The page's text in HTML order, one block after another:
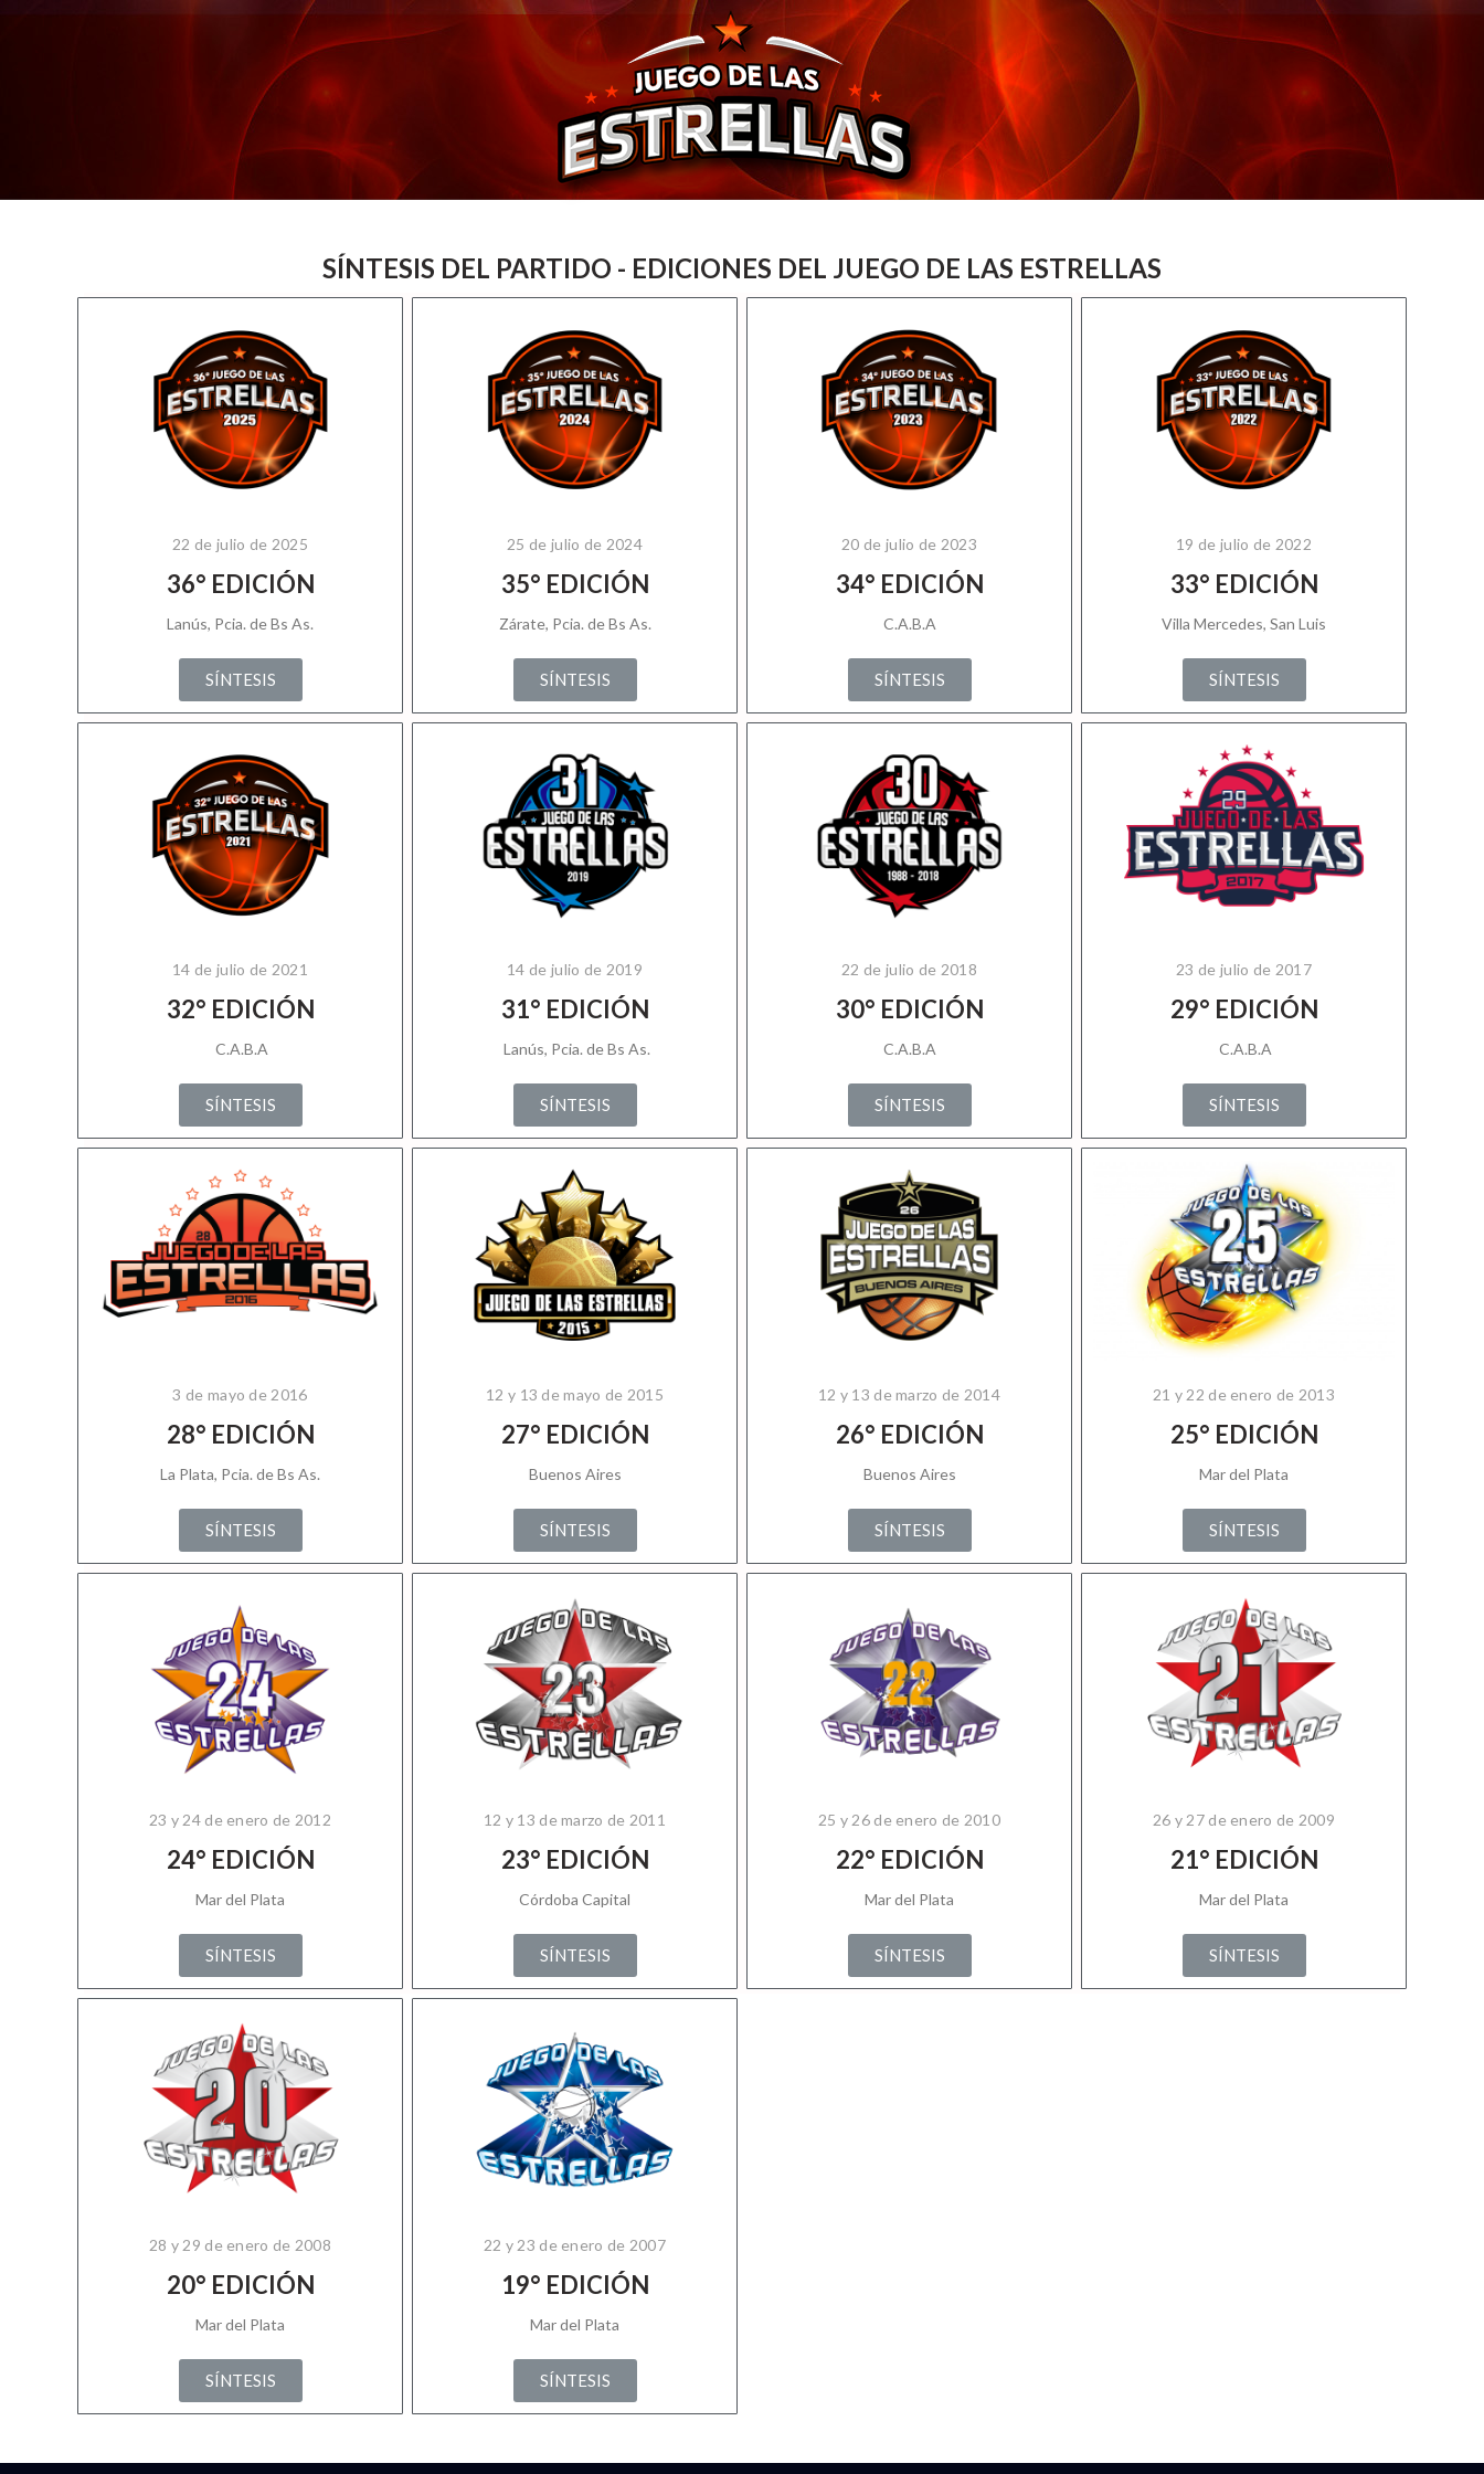
SÍNTESIS DEL PARTIDO - EDICIONES DEL JUEGO DE LAS ESTRELLAS
22 de julio de 2025
36° EDICIÓN
Lanús, Pcia. de Bs As.
SÍNTESIS
25 de julio de 2024
35° EDICIÓN
Zárate, Pcia. de Bs As.
SÍNTESIS
20 de julio de 2023
34° EDICIÓN
C.A.B.A
SÍNTESIS
19 de julio de 2022
33° EDICIÓN
Villa Mercedes, San Luis
SÍNTESIS
14 de julio de 2021
32° EDICIÓN
C.A.B.A
SÍNTESIS
14 de julio de 2019
31° EDICIÓN
Lanús, Pcia. de Bs As.
SÍNTESIS
22 de julio de 2018
30° EDICIÓN
C.A.B.A
SÍNTESIS
23 de julio de 2017
29° EDICIÓN
C.A.B.A
SÍNTESIS
3 de mayo de 2016
28° EDICIÓN
La Plata, Pcia. de Bs As.
SÍNTESIS
12 y 13 de mayo de 2015
27° EDICIÓN
Buenos Aires
SÍNTESIS
12 y 13 de marzo de 2014
26° EDICIÓN
Buenos Aires
SÍNTESIS
21 y 22 de enero de 2013
25° EDICIÓN
Mar del Plata
SÍNTESIS
23 y 24 de enero de 2012
24° EDICIÓN
Mar del Plata
SÍNTESIS
12 y 13 de marzo de 2011
23° EDICIÓN
Córdoba Capital
SÍNTESIS
25 y 26 de enero de 2010
22° EDICIÓN
Mar del Plata
SÍNTESIS
26 y 27 de enero de 2009
21° EDICIÓN
Mar del Plata
SÍNTESIS
28 y 29 de enero de 2008
20° EDICIÓN
Mar del Plata
SÍNTESIS
22 y 23 de enero de 2007
19° EDICIÓN
Mar del Plata
SÍNTESIS